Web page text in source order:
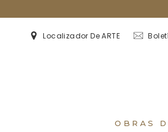
Localizador De ARTE
OBRAS